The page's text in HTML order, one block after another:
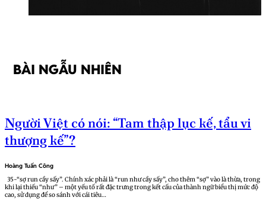
BÀI NGẪU NHIÊN
Người Việt có nói: “Tam thập lục kế, tẩu vi
thượng kế”?
Hoàng Tuấn Công
35-“sợ run cầy sấy”. Chính xác phải là “run như cầy sấy”, cho thêm “sợ” vào là thừa, trong
khi lại thiếu “như” – một yếu tố rất đặc trưng trong kết cấu của thành ngữ biểu thị mức độ
cao, sử dụng để so sánh với cái tiêu…